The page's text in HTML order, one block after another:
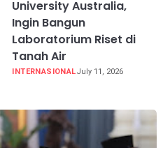
University Australia,
Ingin Bangun
Laboratorium Riset di
Tanah Air
INTERNASIONALJuly 11, 2026